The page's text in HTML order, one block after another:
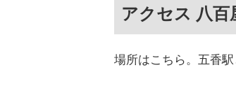
アクセス 八百
場所はこちら。五香